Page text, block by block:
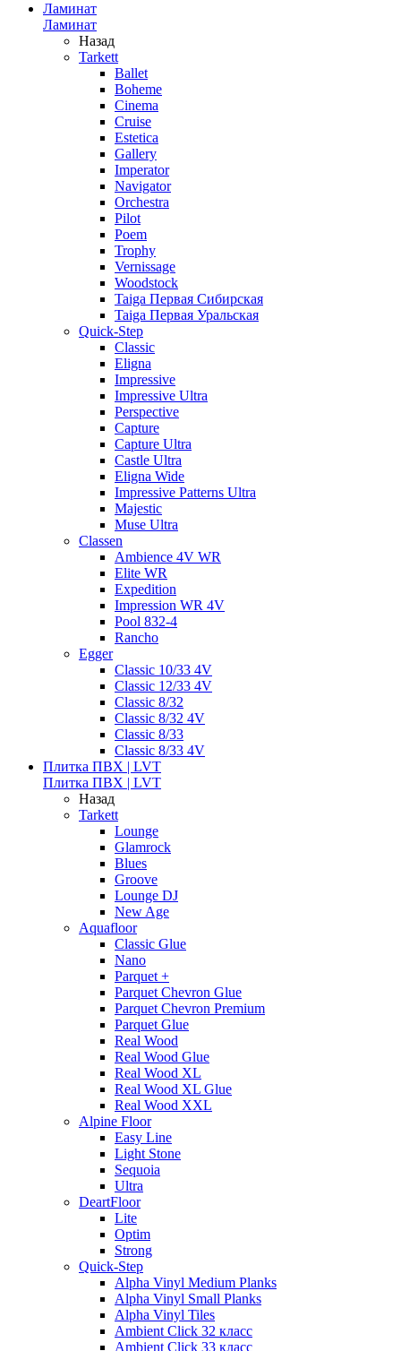
Ламинат
Ламинат
Назад
Tarkett
Ballet
Boheme
Cinema
Cruise
Estetica
Gallery
Imperator
Navigator
Orchestra
Pilot
Poem
Trophy
Vernissage
Woodstock
Taiga Первая Сибирская
Taiga Первая Уральская
Quick-Step
Classic
Eligna
Impressive
Impressive Ultra
Perspective
Capture
Capture Ultra
Castle Ultra
Eligna Wide
Impressive Patterns Ultra
Majestic
Muse Ultra
Classen
Ambience 4V WR
Elite WR
Expedition
Impression WR 4V
Pool 832-4
Rancho
Egger
Classic 10/33 4V
Classic 12/33 4V
Classic 8/32
Classic 8/32 4V
Classic 8/33
Classic 8/33 4V
Плитка ПВХ | LVT
Плитка ПВХ | LVT
Назад
Tarkett
Lounge
Glamrock
Blues
Groove
Lounge DJ
New Age
Aquafloor
Classic Glue
Nano
Parquet +
Parquet Chevron Glue
Parquet Chevron Premium
Parquet Glue
Real Wood
Real Wood Glue
Real Wood XL
Real Wood XL Glue
Real Wood XXL
Alpine Floor
Easy Line
Light Stone
Sequoia
Ultra
DeartFloor
Lite
Optim
Strong
Quick-Step
Alpha Vinyl Medium Planks
Alpha Vinyl Small Planks
Alpha Vinyl Tiles
Ambient Click 32 класс
Ambient Click 33 класс